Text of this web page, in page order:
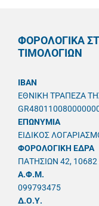
ΦΟΡΟΛΟΓΙΚΑ
ΤΙΜΟΛΟΓΙΩΝ
IBAN
ΕΘΝΙΚΗ ΤΡΑΠΕΖΑ
ΕΠΩΝΥΜΙΑ
ΕΙΔΙΚΟΣ
ΦΟΡΟΛΟΓΙΚΗ ΕΔΡΑ
ΠΑΤΗΣΙΩΝ 42,
A.Φ.Μ.
099793475
Δ.Ο.Υ.